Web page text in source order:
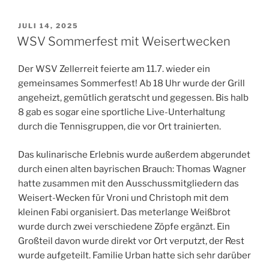
VERÖFFENTLICHT
AM
JULI 14, 2025
WSV Sommerfest mit Weisertwecken
Der WSV Zellerreit feierte am 11.7. wieder ein
gemeinsames Sommerfest! Ab 18 Uhr wurde der Grill
angeheizt, gemütlich geratscht und gegessen. Bis halb
8 gab es sogar eine sportliche Live-Unterhaltung
durch die Tennisgruppen, die vor Ort trainierten.
Das kulinarische Erlebnis wurde außerdem abgerundet
durch einen alten bayrischen Brauch: Thomas Wagner
hatte zusammen mit den Ausschussmitgliedern das
Weisert-Wecken für Vroni und Christoph mit dem
kleinen Fabi organisiert. Das meterlange Weißbrot
wurde durch zwei verschiedene Zöpfe ergänzt. Ein
Großteil davon wurde direkt vor Ort verputzt, der Rest
wurde aufgeteilt. Familie Urban hatte sich sehr darüber